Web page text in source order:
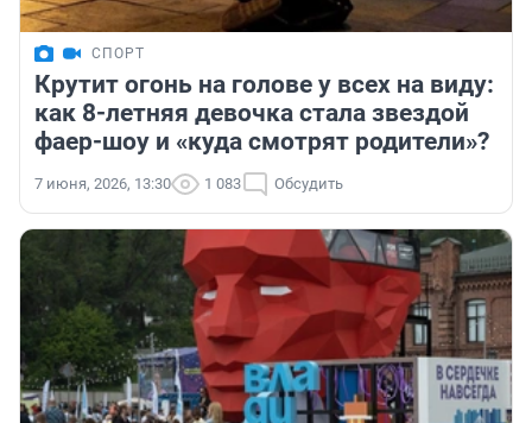
СПОРТ
Крутит огонь на голове у всех на виду:
как 8-летняя девочка стала звездой
фаер-шоу и «куда смотрят родители»?
7 июня, 2026, 13:30 1 083 Обсудить